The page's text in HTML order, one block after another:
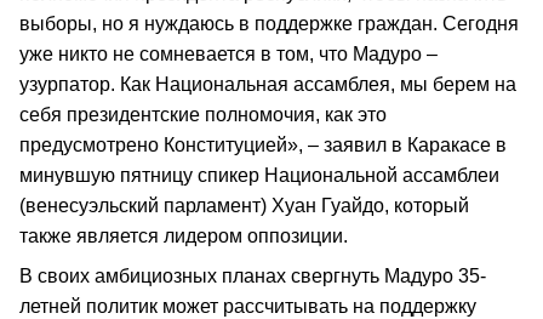
выборы, но я нуждаюсь в поддержке граждан. Сегодня
уже никто не сомневается в том, что Мадуро –
узурпатор. Как Национальная ассамблея, мы берем на
себя президентские полномочия, как это
предусмотрено Конституцией», – заявил в Каракасе в
минувшую пятницу спикер Национальной ассамблеи
(венесуэльский парламент) Хуан Гуайдо, который
также является лидером оппозиции.
В своих амбициозных планах свергнуть Мадуро 35-
летней политик может рассчитывать на поддержку